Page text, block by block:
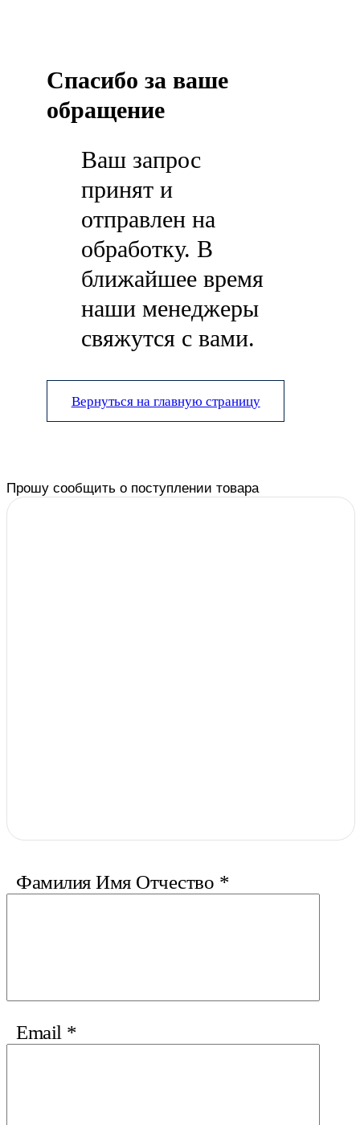
Спасибо за ваше
обращение
Ваш запрос
принят и
отправлен на
обработку. В
ближайшее время
наши менеджеры
свяжутся с вами.
Вернуться на главную страницу
Прошу сообщить о поступлении товара
Фамилия Имя Отчество *
Email *